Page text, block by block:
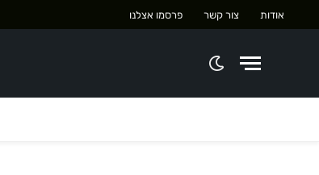
אודות צור קשר פרסמו אצלנו